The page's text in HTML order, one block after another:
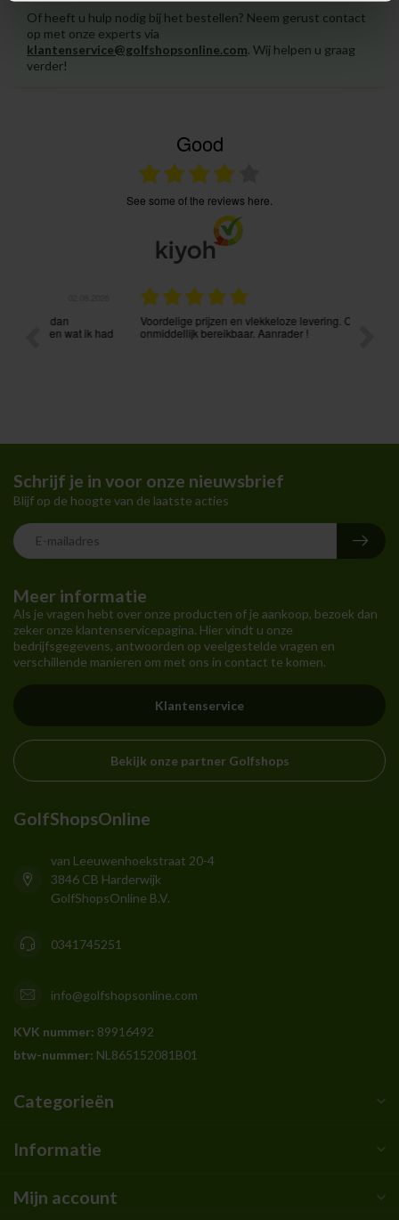
Of heeft u hulp nodig bij het bestellen? Neem gerust contact
op met onze experts via
klantenservice@golfshopsonline.com. Wij helpen u graag
verder!
Good
see some of the reviews here.
Voordelige prijzen en vlekkeloze levering. Ook via mail
onmiddellijk bereikbaar. Aanrader !
Meer informatie
Als je vragen hebt over onze producten of je aankoop, bezoek dan
zeker onze klantenservicepagina. Hier vindt u onze
bedrijfsgegevens, antwoorden op veelgestelde vragen en
verschillende manieren om met ons in contact te komen.
Klantenservice
Bekijk onze partner Golfshops
Schrijf je in voor onze nieuwsbrief
Blijf op de hoogte van de laatste acties
GolfShopsOnline
van Leeuwenhoekstraat 20-4
3846 CB Harderwijk
GolfShopsOnline B.V.
0341745251
info@golfshopsonline.com
KVK nummer: 89916492
btw-nummer: NL865152081B01
Categorieën
Informatie
Mijn account